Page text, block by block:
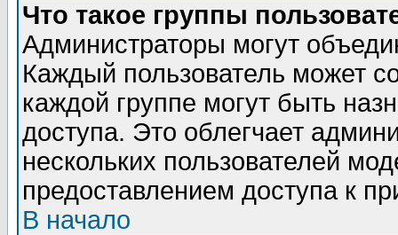
Что такое группы
Администраторы могут
Каждый пользователь может
каждой группе могут быть
доступа. Это облегчает
нескольких пользователей
предоставлением доступа к
В начало